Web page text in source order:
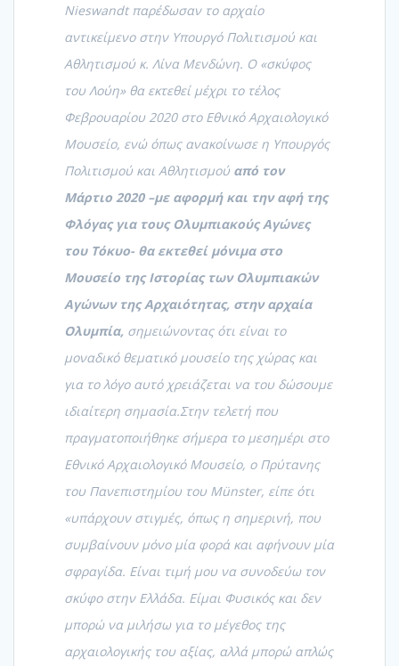
Nieswandt παρέδωσαν το αρχαίο
αντικείμενο στην Υπουργό Πολιτισμού και
Αθλητισμού κ. Λίνα Μενδώνη. Ο «σκύφος
του Λούη» θα εκτεθεί μέχρι το τέλος
Φεβρουαρίου 2020 στο Εθνικό Αρχαιολογικό
Μουσείο, ενώ όπως ανακοίνωσε η Υπουργός
Πολιτισμού και Αθλητισμού από τον
Μάρτιο 2020 –με αφορμή και την αφή της
Φλόγας για τους Ολυμπιακούς Αγώνες
του Τόκυο- θα εκτεθεί μόνιμα στο
Μουσείο της Ιστορίας των Ολυμπιακών
Αγώνων της Αρχαιότητας, στην αρχαία
Ολυμπία, σημειώνοντας ότι είναι το
μοναδικό θεματικό μουσείο της χώρας και
για το λόγο αυτό χρειάζεται να του δώσουμε
ιδιαίτερη σημασία.Στην τελετή που
πραγματοποιήθηκε σήμερα το μεσημέρι στο
Εθνικό Αρχαιολογικό Μουσείο, ο Πρύτανης
του Πανεπιστημίου του Münster, είπε ότι
«υπάρχουν στιγμές, όπως η σημερινή, που
συμβαίνουν μόνο μία φορά και αφήνουν μία
σφραγίδα. Είναι τιμή μου να συνοδεύω τον
σκύφο στην Ελλάδα. Είμαι Φυσικός και δεν
μπορώ να μιλήσω για το μέγεθος της
αρχαιολογικής του αξίας, αλλά μπορώ απλώς